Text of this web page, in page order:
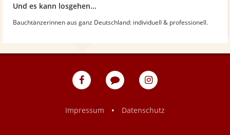
Und es kann losgehen...
Bauchtänzerinnen aus ganz Deutschland: individuell & professionell.
eventpeppers
Blog
eventpeppers
Impressum
• Datenschutz